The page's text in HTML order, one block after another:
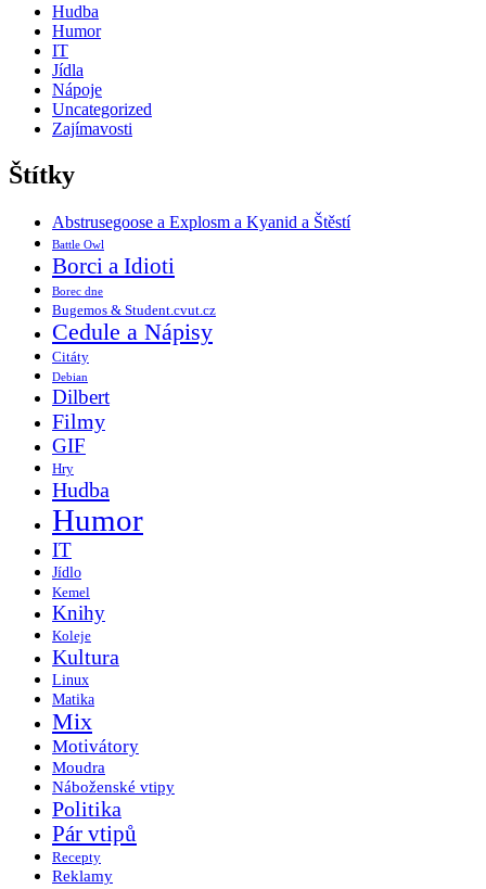
Hudba
Humor
IT
Jídla
Nápoje
Uncategorized
Zajímavosti
Štítky
Abstrusegoose a Explosm a Kyanid a Štěstí
Battle Owl
Borci a Idioti
Borec dne
Bugemos & Student.cvut.cz
Cedule a Nápisy
Citáty
Debian
Dilbert
Filmy
GIF
Hry
Hudba
Humor
IT
Jídlo
Kemel
Knihy
Koleje
Kultura
Linux
Matika
Mix
Motivátory
Moudra
Náboženské vtipy
Politika
Pár vtipů
Recepty
Reklamy